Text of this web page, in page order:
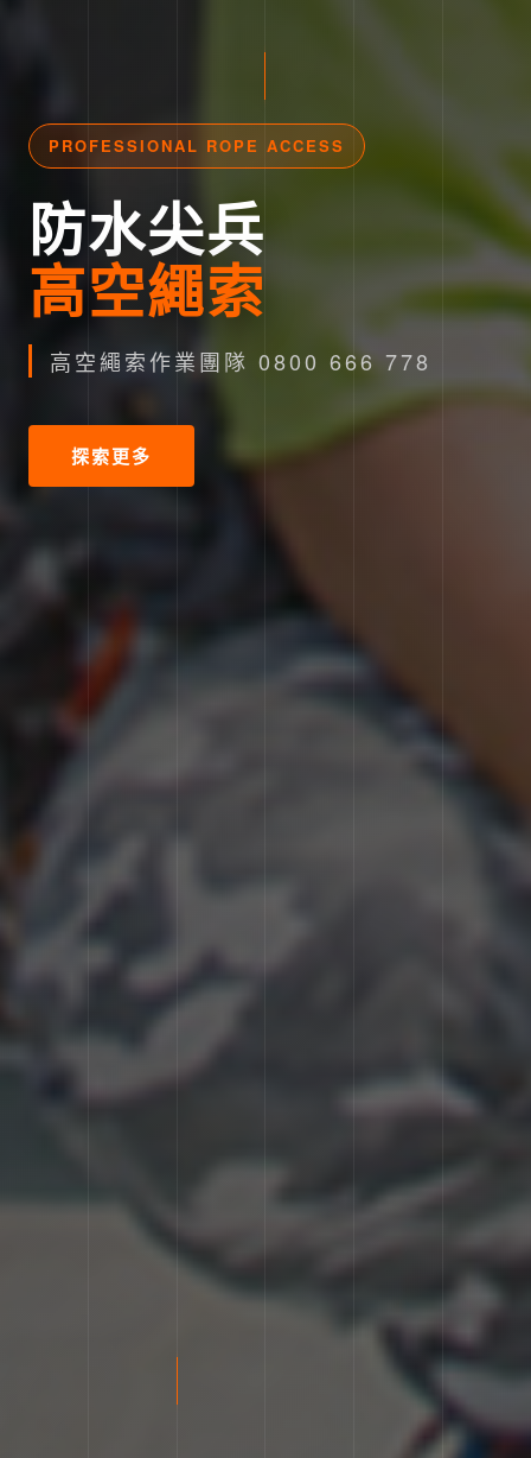
PROFESSIONAL ROPE ACCESS
防水尖兵
高空繩索
高空繩索作業團隊 0800 666 778
探索更多